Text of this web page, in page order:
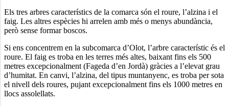
Els tres arbres característics de la comarca són el roure, l’alzina i el
faig. Les altres espècies hi arrelen amb més o menys abundància,
però sense formar boscos.
Si ens concentrem en la subcomarca d’Olot, l’arbre característic és el
roure. El faig es troba en les terres més altes, baixant fins els 500
metres excepcionalment (Fageda d’en Jordà) gràcies a l’elevat grau
d’humitat. En canvi, l’alzina, del tipus muntanyenc, es troba per sota
el nivell dels roures, pujant excepcionalment fins els 1000 metres en
llocs assolellats.